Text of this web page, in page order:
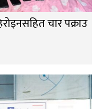
चार पक्राउ